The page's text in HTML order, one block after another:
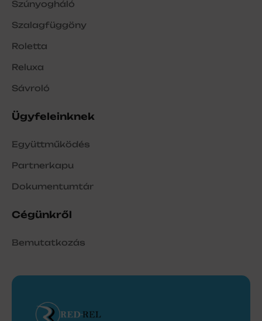
Szúnyogháló
Szalagfüggöny
Roletta
Reluxa
Sávroló
Ügyfeleinknek
Együttműködés
Partnerkapu
Dokumentumtár
Cégünkről
Bemutatkozás